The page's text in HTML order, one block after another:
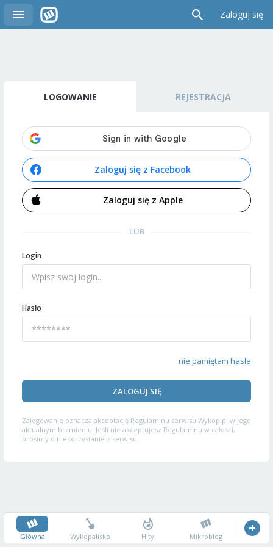
Zaloguj się
LOGOWANIE REJESTRACJA
Zaloguj się z Facebook
Zaloguj się z Apple
LUB
Login
Hasło
nie pamiętam hasła
ZALOGUJ SIĘ
Zalogowanie oznacza akceptację Regulaminu serwisu Wykop.pl w jego
aktualnym brzmieniu. Jeśli nie akceptujesz Regulaminu w całości,
prosimy o niekorzystanie z serwisu.
Główna Wykopalisko Hity Mikroblog